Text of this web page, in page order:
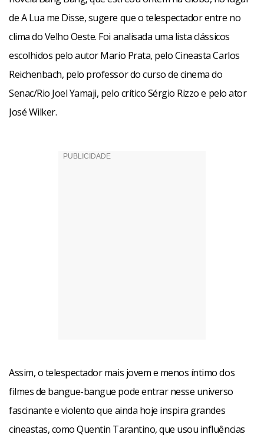
Joel Yamaji diz que essas histórias ficaram populares por
conta dos valores fortes que elas pregam. “A conquista
territorial do Oeste e de culturas mostradas como
inferiores, como a indígena, dá uma idéia de grandeza e
heroísmo, que vão ao encontro dos instintos mais
primitivos do homem”, conta o professor e cineasta, que
porque eles evocam sua infância.
Facebook
WhatsApp
LinkedIn
Twitter
X Telegram
Share
de A Lua me Disse, sugere que o telespectador entre no
clima do Velho Oeste. Foi analisada uma lista clássicos
escolhidos pelo autor Mario Prata, pelo Cineasta Carlos
Reichenbach, pelo professor do curso de cinema do
Senac/Rio Joel Yamaji, pelo crítico Sérgio Rizzo e pelo ator
José Wilker.
Assim, o telespectador mais jovem e menos íntimo dos
filmes de bangue-bangue pode entrar nesse universo
fascinante e violento que ainda hoje inspira grandes
cineastas, como Quentin Tarantino, que usou influências